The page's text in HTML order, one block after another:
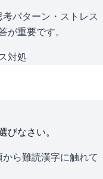
パターン・ストレス
が重要です。
対処
びなさい。
ら難読漢字に触れて